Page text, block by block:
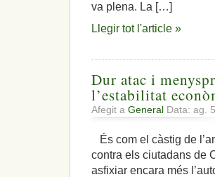
va plena. La […]
Llegir tot l'article »
Dur atac i
l’estabilitat
Afegit a General Data: ag.
És com el càstig de
contra els ciutadans de
asfixiar encara més